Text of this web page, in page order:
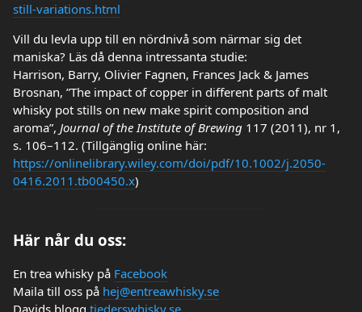
still-variations.html
Vill du levla upp till en nördnivå som närmar sig det
maniska? Läs då denna intressanta studie:
Harrison, Barry, Olivier Fagnen, Frances Jack & James
Brosnan, ”The impact of copper in different parts of malt
whisky pot stills on new make spirit composition and
aroma”, Journal of the Institute of Brewing 117 (2011), nr 1,
s. 106–112. (Tillgänglig online här:
https://onlinelibrary.wiley.com/doi/pdf/10.1002/j.2050-
0416.2011.tb00450.x)
Här når du oss:
En trea whisky på Facebook
Maila till oss på hej@entreawhisky.se
Davids blogg tjederswhisky.se